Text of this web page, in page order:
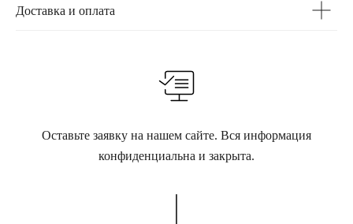
Доставка и оплата
Оставьте заявку на нашем сайте. Вся информация
конфиденциальна и закрыта.